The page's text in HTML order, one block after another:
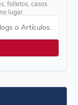
folletos, casos
lugar.
o Artículos.